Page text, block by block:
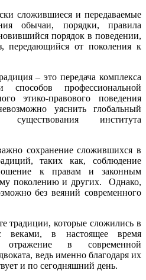
сложившиеся и передаваемые
обычаи, порядки, правила
порядок в поведении,
передающийся от поколения к
– это передача комплекса
профессиональной
этико-правового поведения
уяснить глобальный
института
сохранение сложившихся в
таких как, соблюдение
к правам и законным
поколению и других. Однако,
без веяний современного
традиции, которые сложились в
веками, в настоящее время
отражение в современной
ведь именно благодаря их
и по сегодняшний день.